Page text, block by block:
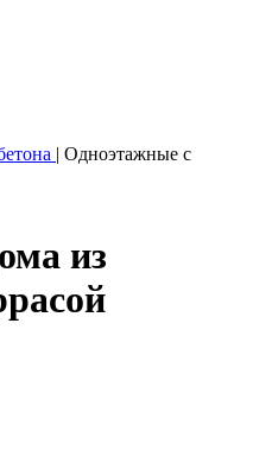
| Одноэтажные с
из